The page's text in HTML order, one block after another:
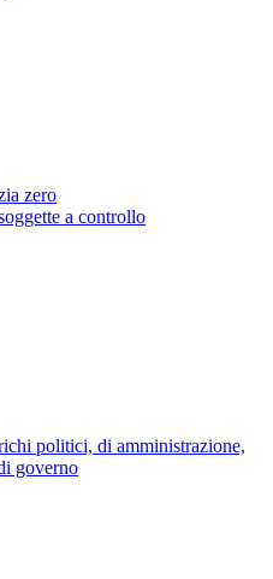
zero
a controllo
politici, di amministrazione,
governo